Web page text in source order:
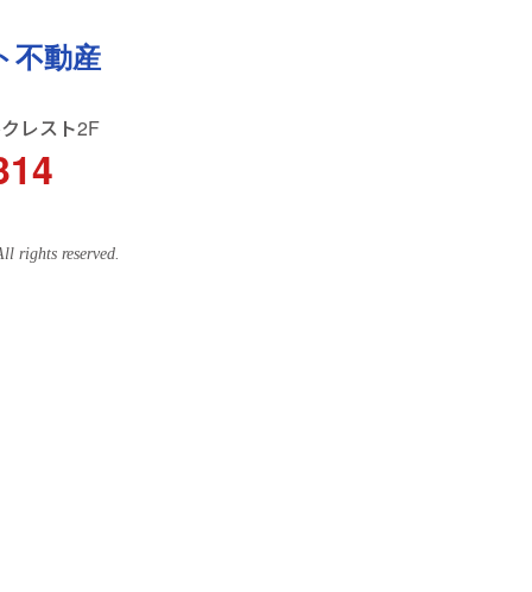
不動産
レスト2F
rights reserved.